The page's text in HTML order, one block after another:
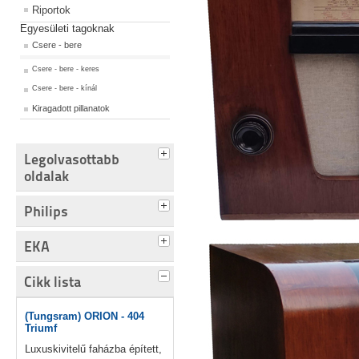
Riportok
Egyesületi tagoknak
Csere - bere
Csere - bere - keres
Csere - bere - kínál
Kiragadott pillanatok
Legolvasottabb
oldalak
Philips
EKA
Cikk lista
(Tungsram) ORION - 404
Triumf
Luxuskivitelű faházba épített,